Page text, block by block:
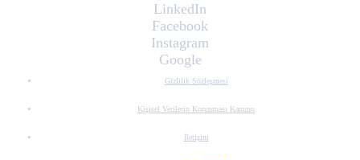
LinkedIn
Facebook
Instagram
Google
Gizlilik Sözleşmesi
Kişisel Verilerin Korunması Kanunu
İletişim